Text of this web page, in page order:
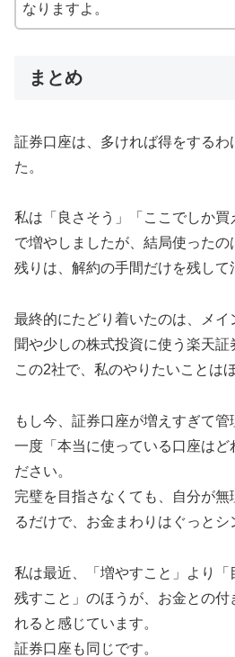
なりますよ。
まとめ
証券口座は、多ければ得をするわ
た。
私は「良さそう」「ここでしか買
で増やしましたが、結局使ったの
残りは、解約の手間だけを残して
最終的にたどり着いたのは、メ
聞や少しの株式投資に使う楽天証
この2社で、私のやりたいことは
もし今、証券口座が増えすぎて管
一度「本当に使っている口座はど
ださい。
完璧を目指さなくても、自分が
るだけで、お金まわりはぐっとシ
私は最近、「増やすこと」より
残すこと」のほうが、お金との付
れると感じています。
証券口座も同じです。